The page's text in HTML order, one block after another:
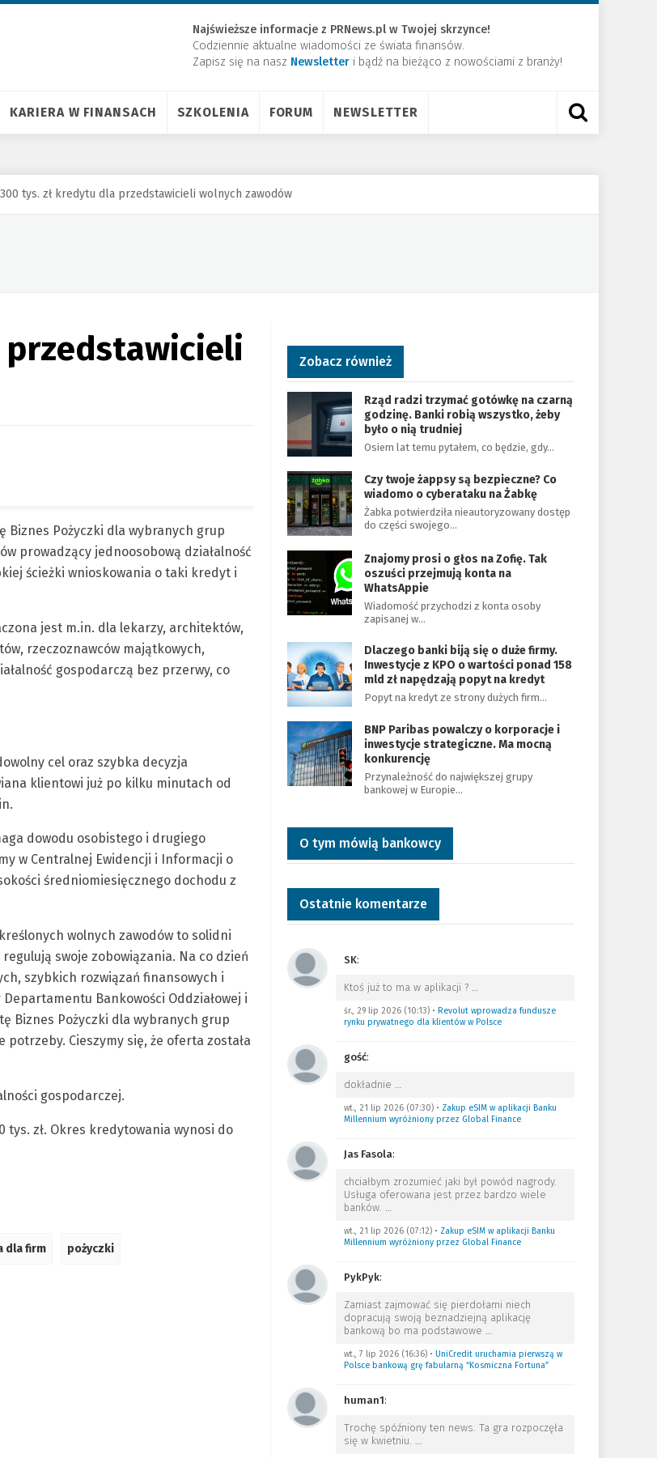
Najświeższe informacje z PRNews.pl w Twojej skrzynce!
Codziennie aktualne wiadomości ze świata finansów.
Zapisz się na nasz Newsletter ​i bądź na bieżąco z nowościami z branży!
KARIERA W FINANSACH SZKOLENIA FORUM NEWSLETTER
300 tys. zł kredytu dla przedstawicieli wolnych zawodów
przedstawicieli
Biznes Pożyczki dla wybranych grup
prowadzący jednoosobową działalność
ścieżki wnioskowania o taki kredyt i
jest m.in. dla lekarzy, architektów,
rzeczoznawców majątkowych,
gospodarczą bez przerwy, co
cel oraz szybka decyzja
klientowi już po kilku minutach od
dowodu osobistego i drugiego
w Centralnej Ewidencji i Informacji o
średniomiesięcznego dochodu z
wolnych zawodów to solidni
swoje zobowiązania. Na co dzień
szybkich rozwiązań finansowych i
Bankowości Oddziałowej i
Biznes Pożyczki dla wybranych grup
Cieszymy się, że oferta została
gospodarczej.
tys. zł. Okres kredytowania wynosi do
dla firm pożyczki
Zobacz również
Rząd radzi trzymać gotówkę na czarną
godzinę. Banki robią wszystko, żeby
było o nią trudniej
Osiem lat temu pytałem, co będzie, gdy…
Czy twoje żappsy są bezpieczne? Co
wiadomo o cyberataku na Żabkę
Żabka potwierdziła nieautoryzowany dostęp
do części swojego…
Znajomy prosi o głos na Zofię. Tak
oszuści przejmują konta na
WhatsAppie
Wiadomość przychodzi z konta osoby
zapisanej w…
Dlaczego banki biją się o duże firmy.
Inwestycje z KPO o wartości ponad 158
mld zł napędzają popyt na kredyt
Popyt na kredyt ze strony dużych firm…
BNP Paribas powalczy o korporacje i
inwestycje strategiczne. Ma mocną
konkurencję
Przynależność do największej grupy
bankowej w Europie…
O tym mówią bankowcy
Ostatnie komentarze
SK:
Ktoś już to ma w aplikacji ? …
śr., 29 lip 2026 (10:13)• Revolut wprowadza fundusze
rynku prywatnego dla klientów w Polsce
gość:
dokładnie …
wt., 21 lip 2026 (07:30)• Zakup eSIM w aplikacji Banku
Millennium wyróżniony przez Global Finance
Jas Fasola:
chciałbym zrozumieć jaki był powód nagrody.
Usługa oferowana jest przez bardzo wiele
banków. …
wt., 21 lip 2026 (07:12)• Zakup eSIM w aplikacji Banku
Millennium wyróżniony przez Global Finance
PykPyk:
Zamiast zajmować się pierdołami niech
dopracują swoją beznadziejną aplikację
bankową bo ma podstawowe …
wt., 7 lip 2026 (16:36)• UniCredit uruchamia pierwszą w
Polsce bankową grę fabularną “Kosmiczna Fortuna”
human1:
Trochę spóźniony ten news. Ta gra rozpoczęła
się w kwietniu. …